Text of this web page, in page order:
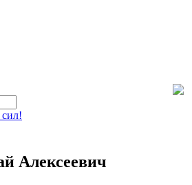
Алексеевич